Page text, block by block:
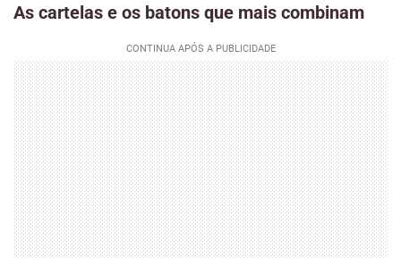
As cartelas e os batons que mais combinam